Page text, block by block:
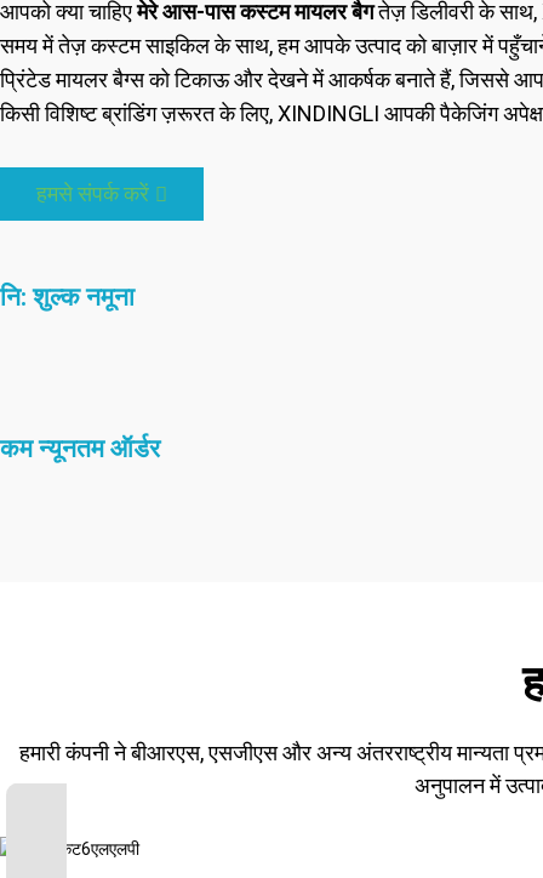
आपको क्या चाहिएमेरे आस-पास कस्टम मायलर बैगतेज़ डिलीवरी के
समय में तेज़ कस्टम साइकिल के साथ, हम आपके उत्पाद को बाज़ार में
प्रिंटेड मायलर बैग्स को टिकाऊ और देखने में आकर्षक बनाते हैं, जिससे
किसी विशिष्ट ब्रांडिंग ज़रूरत के लिए, XINDINGLI आपकी पैकेजिंग
हमसे संपर्क करें
नि: शुल्क नमूना
कम न्यूनतम ऑर्डर
हमारी कंपनी ने बीआरएस, एसजीएस और अन्य अंतरराष्ट्रीय मान्यता
अनुपालन में